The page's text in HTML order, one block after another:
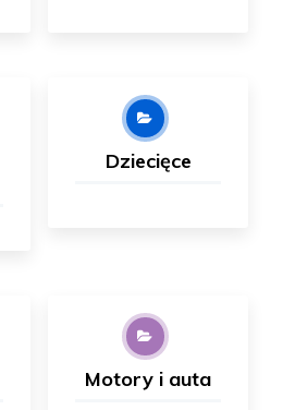
Dziecięce
Motory i auta